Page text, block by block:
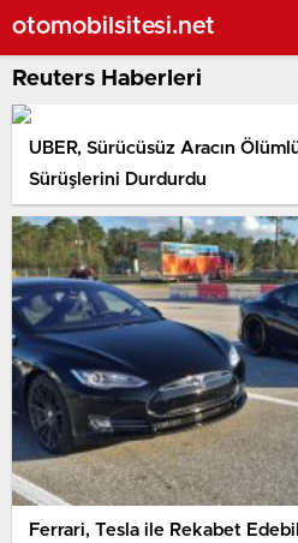
otomobilsitesi.net
Reuters Haberleri
UBER, Sürücüsüz Aracın
Sürüşlerini Durdurdu
Ferrari, Tesla ile Rekabet